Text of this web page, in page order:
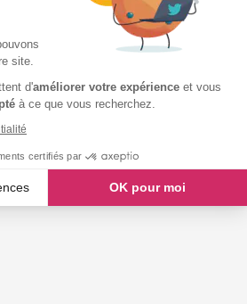
site.
d'améliorer votre expérience et vous
à ce que vous recherchez.
certifiés par
OK pour moi